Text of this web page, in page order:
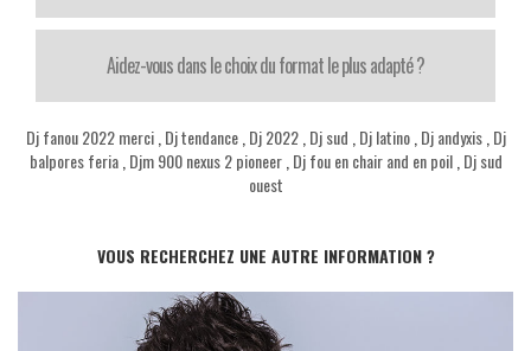
Aidez-vous dans le choix du format le plus adapté ?
Dj fanou 2022 merci, Dj tendance, Dj 2022, Dj sud Dj latino, Dj andyxis, Dj
balpores feria, Djm 900 nexus 2 pioneer, Dj fou en chair and en poil, Dj sud
ouest
VOUS RECHERCHEZ UNE AUTRE INFORMATION ?